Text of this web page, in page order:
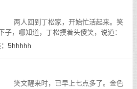
人回到丁松家，开始忙活起来。笑
子，哪知道，丁松摸着头傻笑，说道：
，就是做饭不行。兄弟，你别急，一会
5hhhhh
文醒来时，已早上七点多了。金色